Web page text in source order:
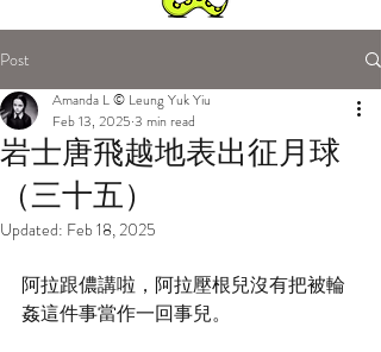
Post
岩士唐飛越地表出征月球
（三十五）
Amanda L © Leung Yuk Yiu
Feb 13, 2025 3 min read
Updated: Feb 18, 2025
阿拉跟儂講啦，阿拉壓根兒沒有把被輪
姦這件事當作一回事兒。